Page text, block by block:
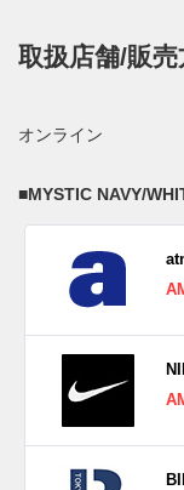
な、"UPSTEP(ア
UPDATE
ニーカーウォーズの
■MYSTIC NAVY/
PHANTOM/
BLACK/BLACK-
取扱店舗/販売
オンライン
■MYSTIC NAVY/